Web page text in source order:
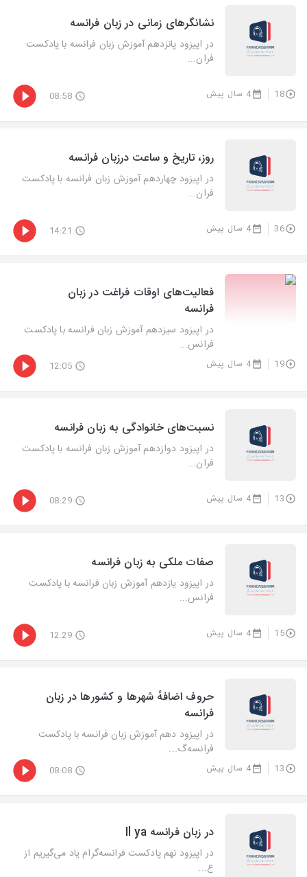
نشانگرهای زمانی در زبان فرانسه
در اپیزود پانزدهم آموزش زبان فرانسه با پادکست
فران...
18 4 سال پیش 08:58
روز، تاریخ و ساعت درزبان فرانسه
در اپیزود چهاردهم آموزش زبان فرانسه با پادکست
فران...
36 4 سال پیش 14:21
فعالیت‌های اوقات فراغت در زبان
فرانسه
در اپیزود سیزدهم آموزش زبان فرانسه با پادکست
فرانس...
19 4 سال پیش 12:05
نسبت‌های خانوادگی به زبان فرانسه
در اپیزود دوازدهم آموزش زبان فرانسه با پادکست
فران...
13 4 سال پیش 08:29
صفات ملکی به زبان فرانسه
در اپیزود یازدهم آموزش زبان فرانسه با پادکست
فرانس...
15 4 سال پیش 12:29
حروف اضافهٔ شهرها و کشورها در زبان
فرانسه
در اپیزود دهم آموزش زبان فرانسه با پادکست
فرانسه‌گ...
13 4 سال پیش 08:08
در زبان فرانسه Il ya
در اپیزود نهم پادکست فرانسه‌گرام یاد می‌گیریم از
ع...